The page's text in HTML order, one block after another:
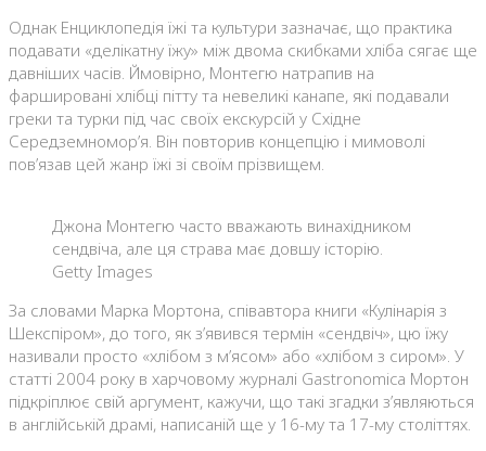
Однак Енциклопедія їжі та культури зазначає, що практика
подавати «делікатну їжу» між двома скибками хліба сягає ще
давніших часів. Ймовірно, Монтегю натрапив на
фаршировані хлібці пітту та невеликі канапе, які подавали
греки та турки під час своїх екскурсій у Східне
Середземномор’я. Він повторив концепцію і мимоволі
пов’язав цей жанр їжі зі своїм прізвищем.
Джона Монтегю часто вважають винахідником
сендвіча, але ця страва має довшу історію.
Getty Images
За словами Марка Мортона, співавтора книги «Кулінарія з
Шекспіром», до того, як з’явився термін «сендвіч», цю їжу
називали просто «хлібом з м’ясом» або «хлібом з сиром». У
статті 2004 року в харчовому журналі Gastronomica Мортон
підкріплює свій аргумент, кажучи, що такі згадки з’являються
в англійській драмі, написаній ще у 16-му та 17-му століттях.